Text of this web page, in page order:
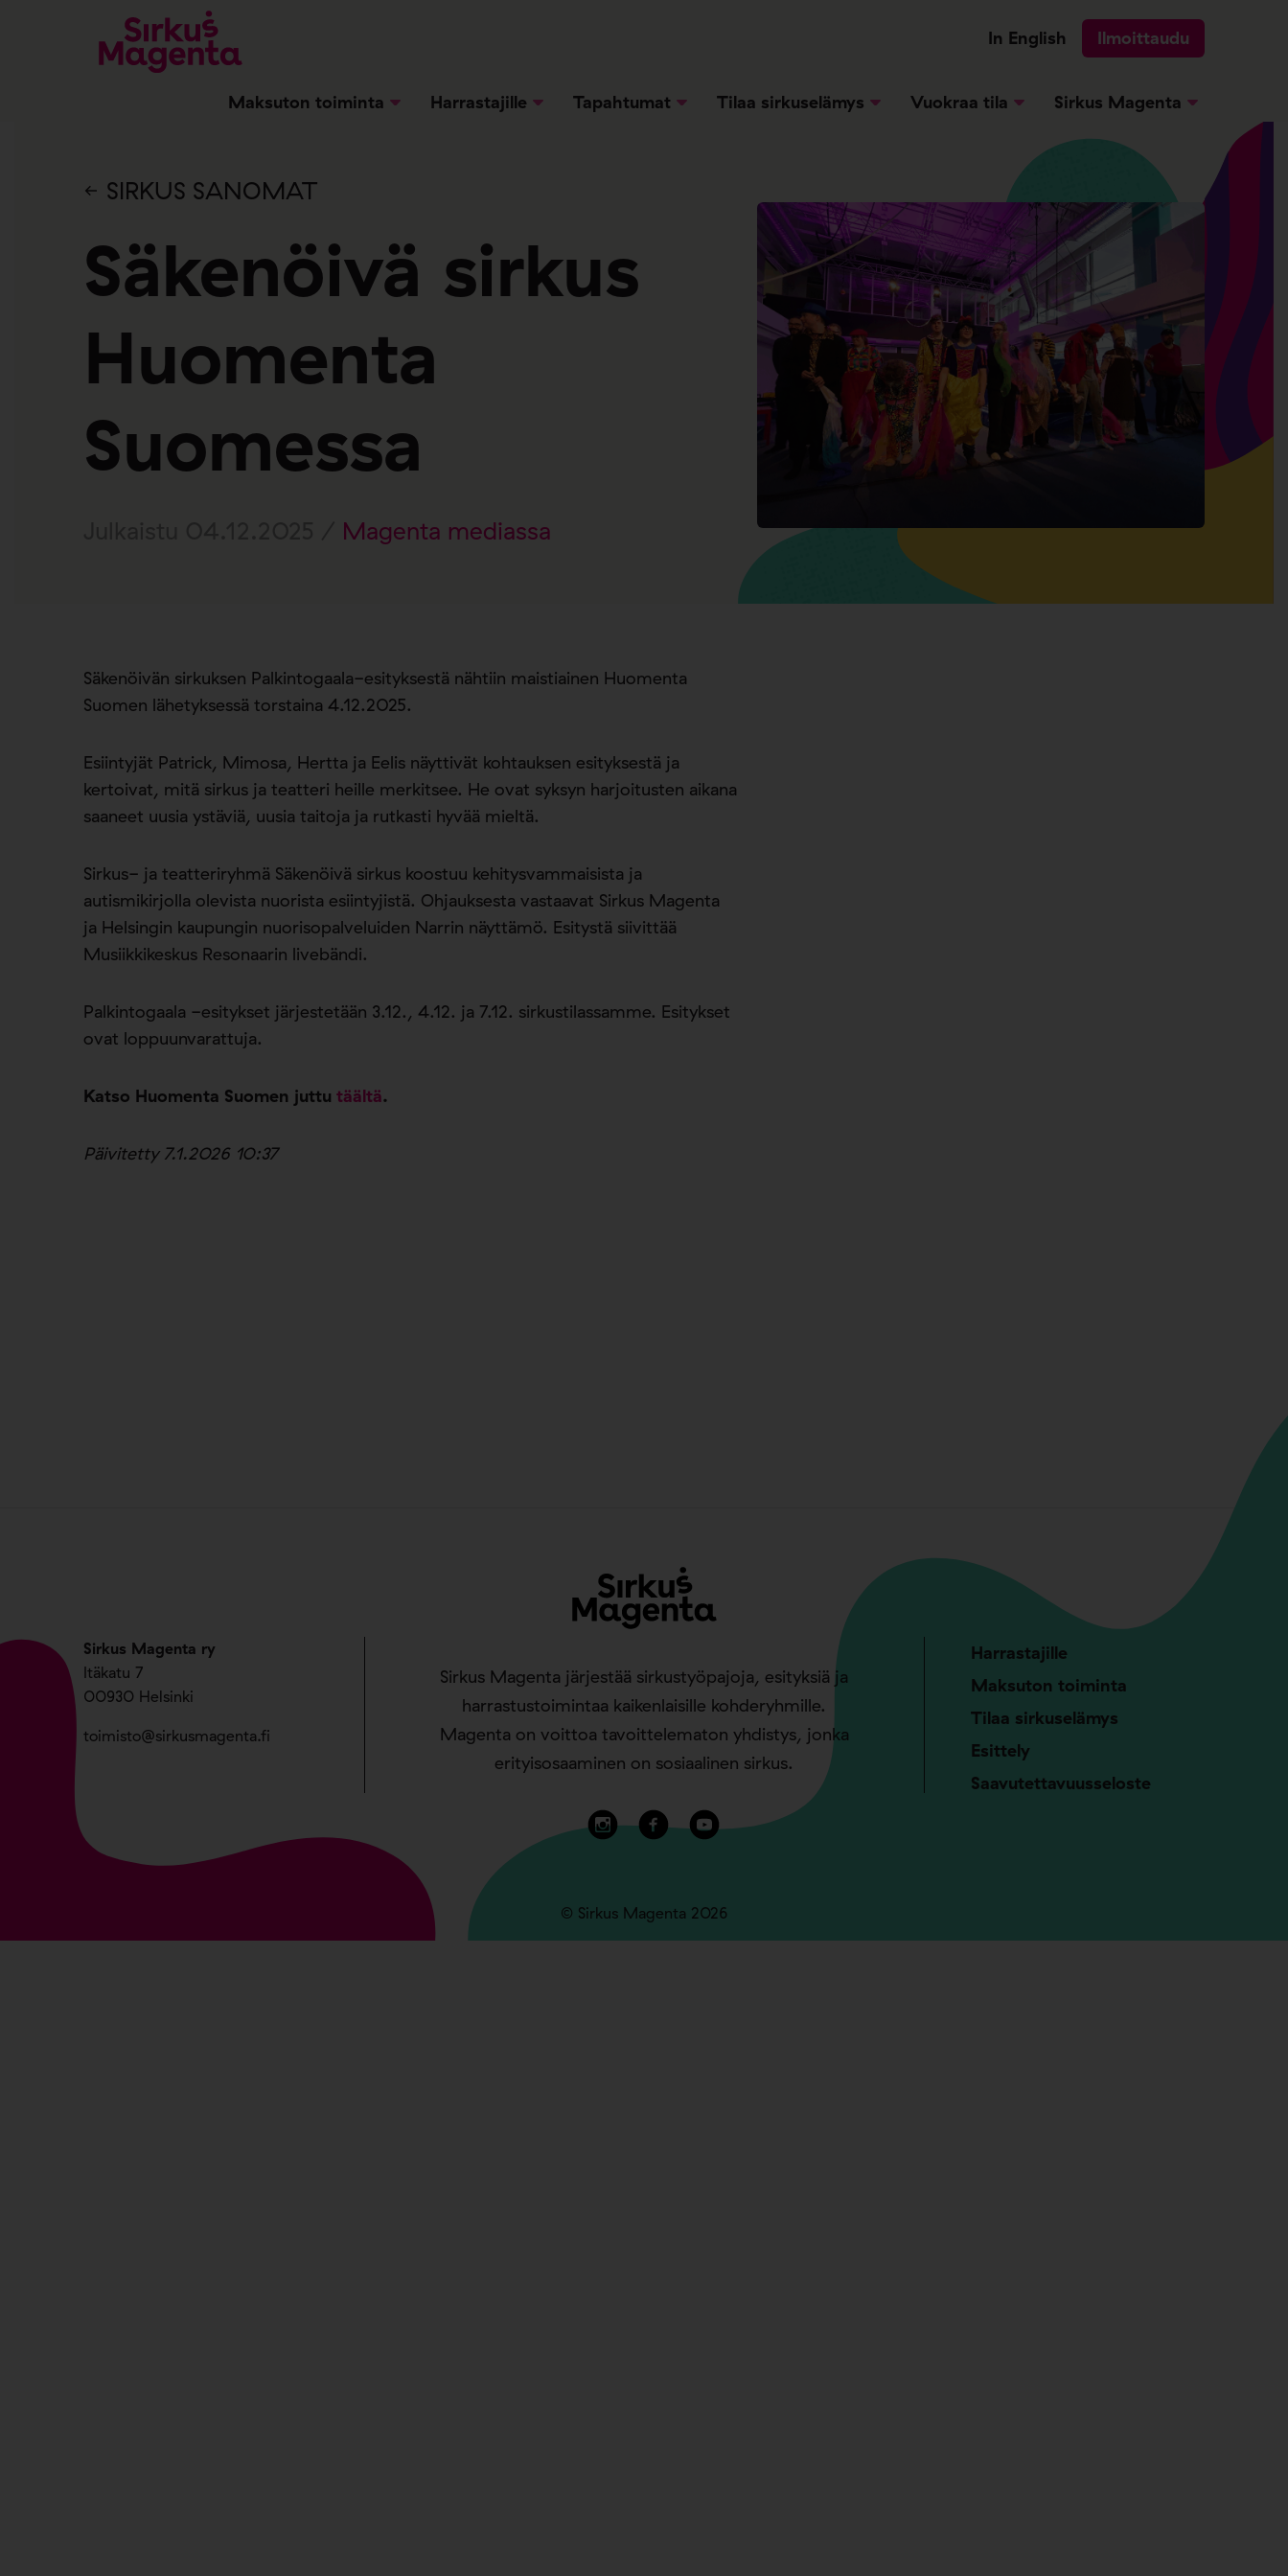
In English Ilmoittaudu
Maksuton toiminta Harrastajille Tapahtumat Tilaa sirkuselämys Vuokraa tila Sirkus Magenta
SIRKUS SANOMAT
Säkenöivä sirkus
Huomenta
Suomessa
Magenta mediassa
Säkenöivän sirkuksen Palkintogaala-esityksestä nähtiin maistiainen Huomenta
Suomen lähetyksessä torstaina 4.12.2025.
Esiintyjät Patrick, Mimosa, Hertta ja Eelis näyttivät kohtauksen esityksestä ja
kertoivat, mitä sirkus ja teatteri heille merkitsee. He ovat syksyn harjoitusten aikana
saaneet uusia ystäviä, uusia taitoja ja rutkasti hyvää mieltä.
Sirkus- ja teatteriryhmä Säkenöivä sirkus koostuu kehitysvammaisista ja
autismikirjolla olevista nuorista esiintyjistä. Ohjauksesta vastaavat Sirkus Magenta
ja Helsingin kaupungin nuorisopalveluiden Narrin näyttämö. Esitystä siivittää
Musiikkikeskus Resonaarin livebändi.
Palkintogaala -esitykset järjestetään 3.12., 4.12. ja 7.12. sirkustilassamme. Esitykset
ovat loppuunvarattuja.
Katso Huomenta Suomen juttu täältä.
Päivitetty 7.1.2026 10:37
Sirkus Magenta ry
Itäkatu 7
00930 Helsinki
toimisto@sirkusmagenta.fi
Sirkus Magenta järjestää sirkustyöpajoja, esityksiä ja
harrastustoimintaa kaikenlaisille kohderyhmille.
Magenta on voittoa tavoittelematon yhdistys, jonka
erityisosaaminen on sosiaalinen sirkus.
Harrastajille
Maksuton toiminta
Tilaa sirkuselämys
Esittely
Saavutettavuusseloste
© Sirkus Magenta 2026